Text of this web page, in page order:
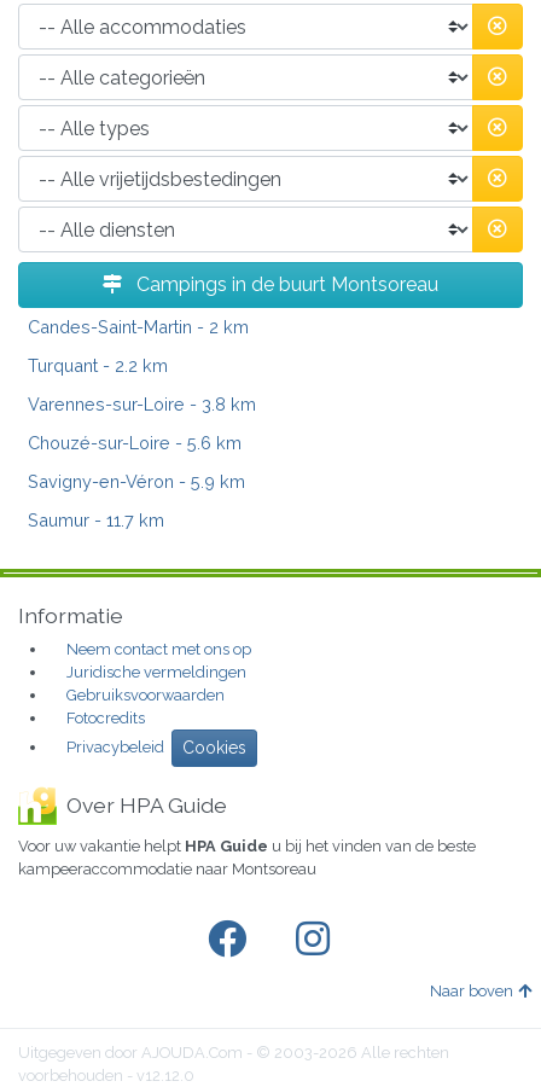
Campings in de buurt Montsoreau
Candes-Saint-Martin - 2 km
Turquant - 2.2 km
Varennes-sur-Loire - 3.8 km
Chouzé-sur-Loire - 5.6 km
Savigny-en-Véron - 5.9 km
Saumur - 11.7 km
Informatie
Neem contact met ons op
Juridische vermeldingen
Gebruiksvoorwaarden
Fotocredits
Privacybeleid
Cookies
Over HPA Guide
Voor uw vakantie helpt HPA Guide u bij het vinden van de beste
kampeeraccommodatie naar Montsoreau
Naar boven
Uitgegeven door AJOUDA.Com - © 2003-2026 Alle rechten
voorbehouden - v12.12.0